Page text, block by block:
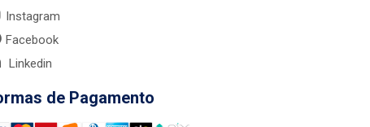
Instagram
Facebook
Linkedin
de Pagamento